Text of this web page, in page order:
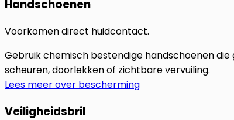
Handschoenen
Voorkomen direct huidcontact.
Gebruik chemisch bestendige handschoenen
scheuren, doorlekken of zichtbare vervuiling.
Lees meer over bescherming
Veiligheidsbril